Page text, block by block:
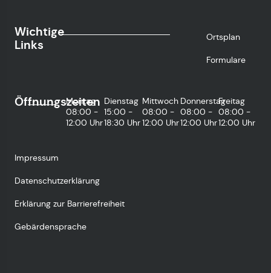
Wichtige
Links
Ortsplan
Formulare
Öffnungszeiten
Montag
08:00 -
12:00 Uhr
Dienstag
15:00 -
18:30 Uhr
Mittwoch
08:00 -
12:00 Uhr
Donnerstag
08:00 -
12:00 Uhr
Freitag
08:00 -
12:00 Uhr
Impressum
Datenschutzerklärung
Erklärung zur Barrierefreiheit
Gebärdensprache